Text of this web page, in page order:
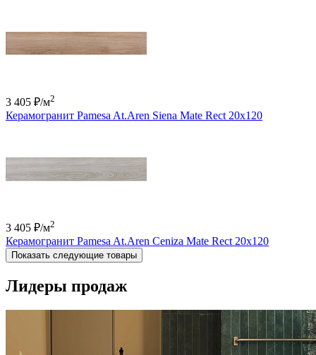
3 405 ₽/м2
Керамогранит Pamesa At.Aren Siena Mate Rect 20x120
3 405 ₽/м2
Керамогранит Pamesa At.Aren Ceniza Mate Rect 20x120
Показать следующие товары
Лидеры продаж